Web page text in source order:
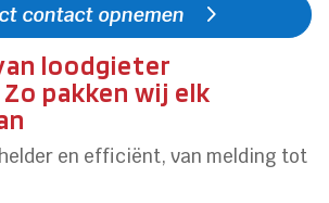
contact opnemen
loodgieter
pakken wij elk
en efficiënt, van melding tot